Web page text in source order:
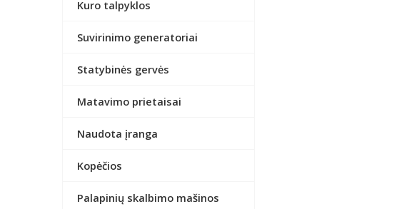
Kuro talpyklos
Suvirinimo generatoriai
Statybinės gervės
Matavimo prietaisai
Naudota įranga
Kopėčios
Palapinių skalbimo mašinos